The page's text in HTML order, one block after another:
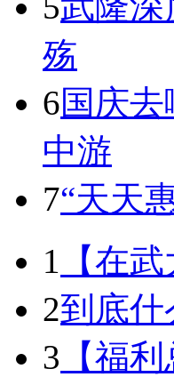
殇
6国庆
中游
7“天天
1 【在
2到底
3 【福